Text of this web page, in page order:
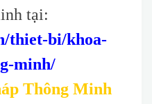
tại:
thiet-bi/khoa-
minh/
Thông Minh